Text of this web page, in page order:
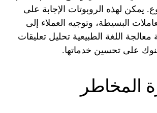
يمكن لهذه الروبوتات الإجابة على
البسيطة، وتوجيه العملاء إلى
معالجة اللغة الطبيعية تحليل تعليقات
على تحسين خدماتها.
المخاطر